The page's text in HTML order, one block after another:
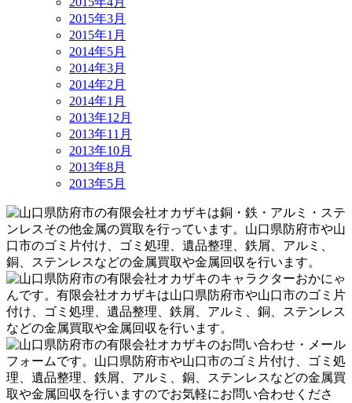
2015年3月
2015年1月
2014年5月
2014年3月
2014年2月
2014年1月
2013年12月
2013年11月
2013年10月
2013年8月
2013年5月